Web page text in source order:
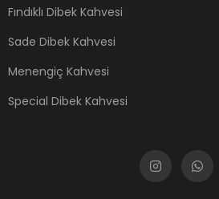
Fındıklı Dibek Kahvesi
Sade Dibek Kahvesi
Menengiç Kahvesi
Special Dibek Kahvesi